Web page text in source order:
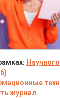
журнал